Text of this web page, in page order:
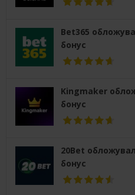
Bet365
бонус
Kingmaker
бонус
20Bet
бонус